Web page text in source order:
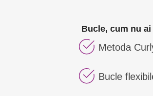
Bucle, cum nu
Metoda
Bucle